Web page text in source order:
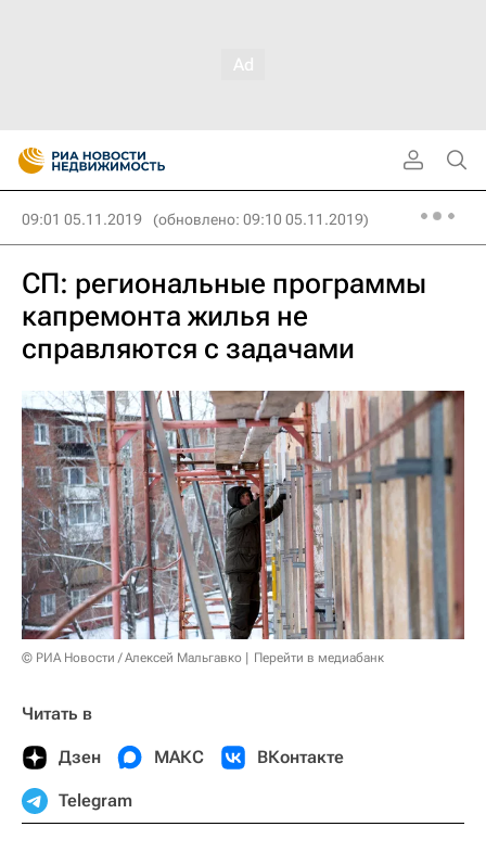
09:01 05.11.2019 (обновлено: 09:10 05.11.2019)
СП: региональные программы
капремонта жилья не
справляются с задачами
© РИА Новости / Алексей Мальгавко Перейти в медиабанк
Читать в
Дзен МАКС ВКонтакте
Telegram